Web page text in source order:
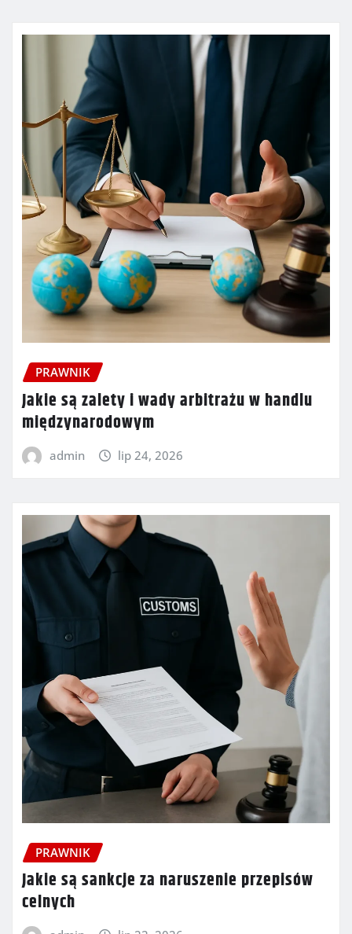
PRAWNIK
Jakie są zalety i wady arbitrażu w handlu
międzynarodowym
admin lip 24, 2026
PRAWNIK
Jakie są sankcje za naruszenie przepisów
celnych